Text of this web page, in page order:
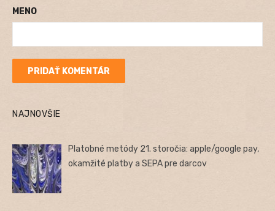
MENO
NAJNOVŠIE
Platobné metódy 21. storočia: apple/google pay,
okamžité platby a SEPA pre darcov